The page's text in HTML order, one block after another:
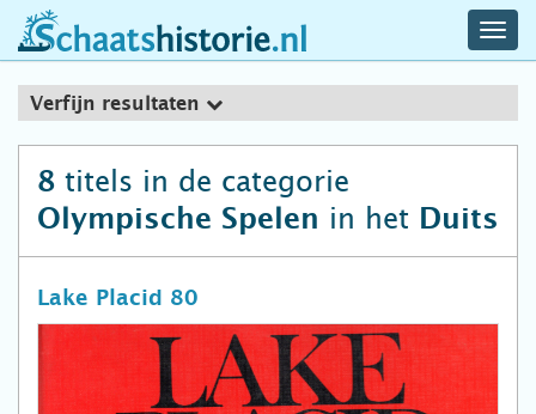
schaatshistorie.nl
Verfijn resultaten
8 titels in de categorie
Olympische Spelen in het Duits
Lake Placid 80